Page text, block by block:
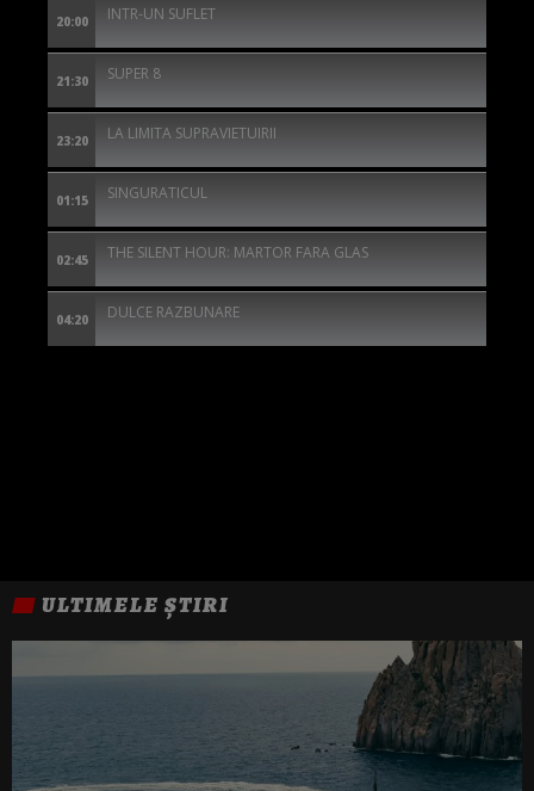
20:00 INTR-UN SUFLET
21:30 SUPER 8
23:20 LA LIMITA SUPRAVIETUIRII
01:15 SINGURATICUL
02:45 THE SILENT HOUR: MARTOR FARA GLAS
04:20 DULCE RAZBUNARE
ULTIMELE ȘTIRI